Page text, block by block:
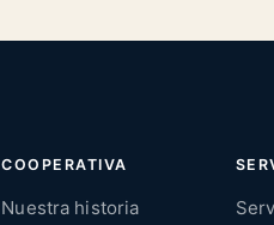
COOPERATIVA
Nuestra historia